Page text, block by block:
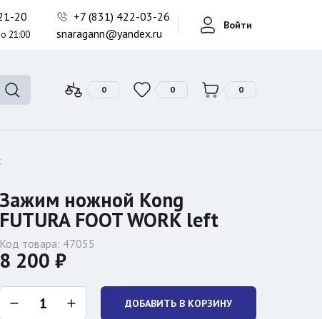
20
21:00
+7 (831) 422-03-26
snaragann@yandex.ru
Войти
0 0 0
Фонари поисковые
Фонари тактические
Зажим ножной Kong
FUTURA FOOT WORK left
Код товара: 47055
8 200 ₽
ДОБАВИТЬ В КОРЗИНУ